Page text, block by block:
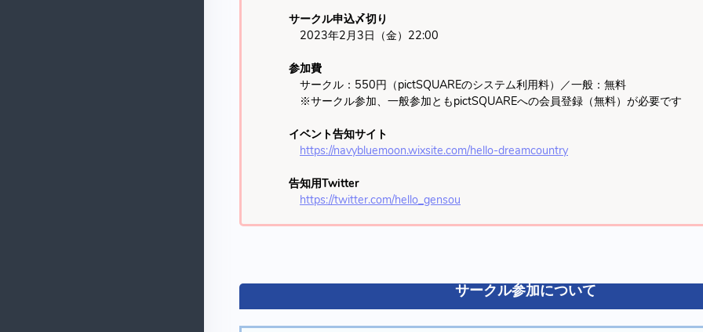
サークル申込〆切り
2023年2月3日（金）22:00
参加費
サークル：550円（pictSQUAREのシステム利用料）／一般：無料
※サークル参加、一般参加ともpictSQUAREへの会員登録（無料）が必要です
イベント告知サイト
https://navybluemoon.wixsite.com/hello-dreamcountry
告知用Twitter
https://twitter.com/hello_gensou
サークル参加について